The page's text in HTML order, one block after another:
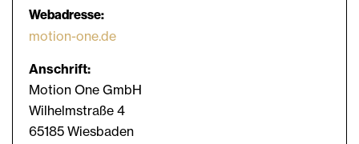
Webadresse:
motion-one.de
Anschrift:
Motion One GmbH
Wilhelmstraße 4
65185 Wiesbaden